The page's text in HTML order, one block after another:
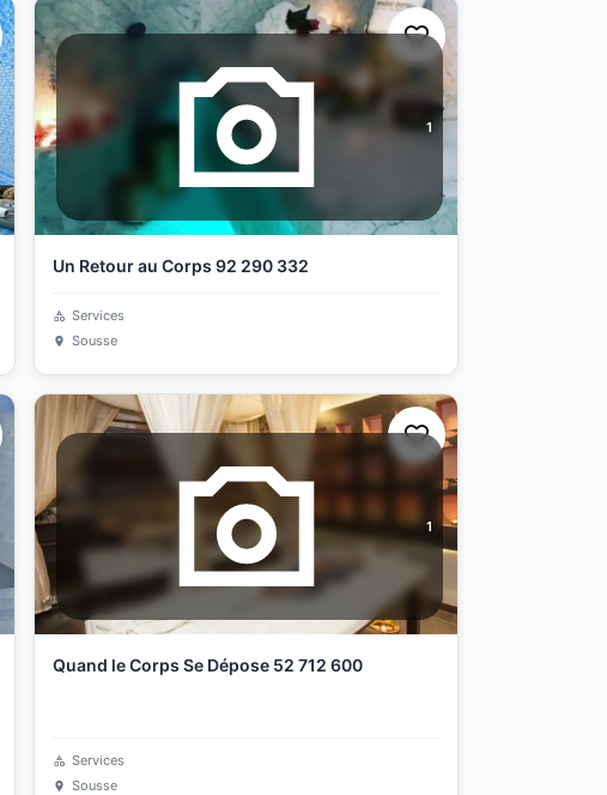
1
Un Retour au Corps 92 290 332
Services
Sousse
1
Quand le Corps Se Dépose 52 712 600
Services
Sousse